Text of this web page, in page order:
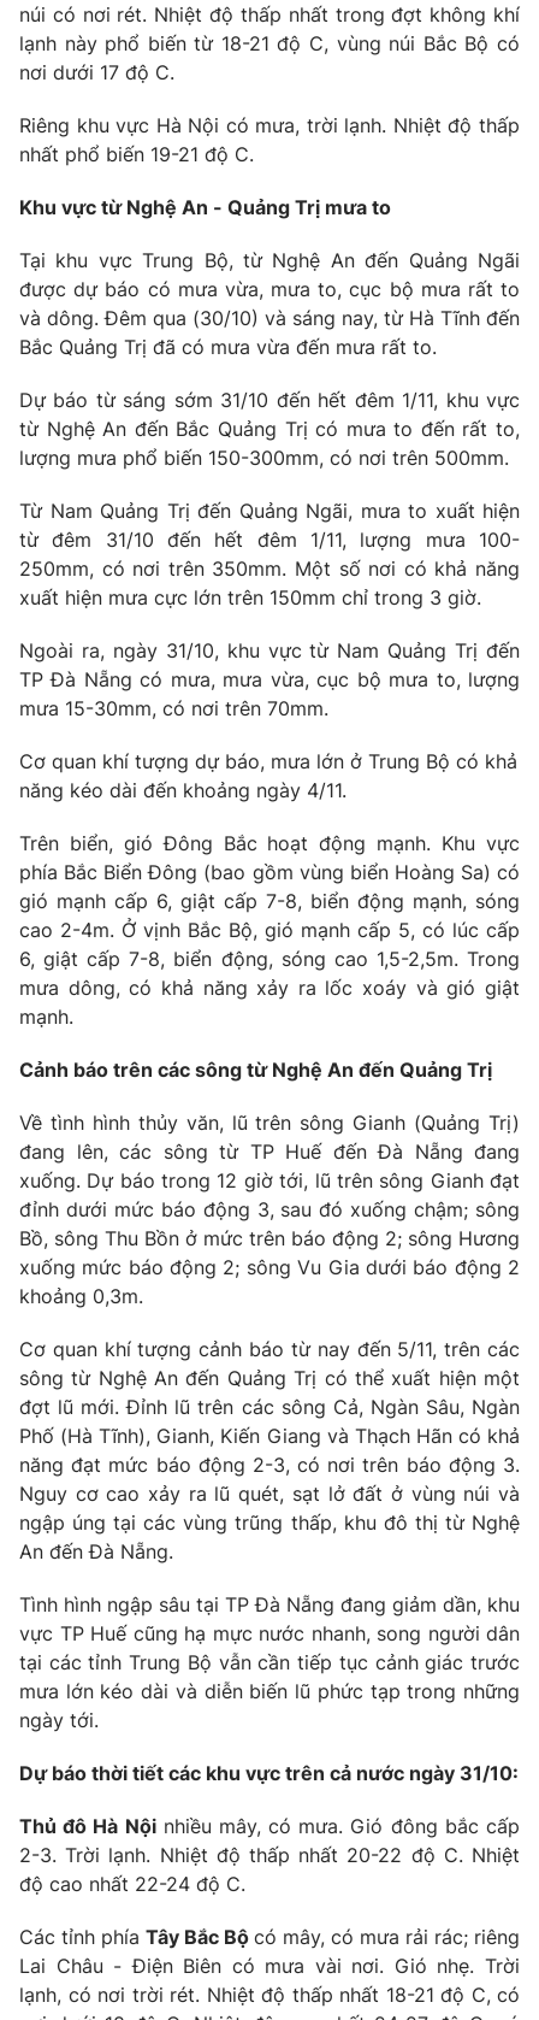
VTV Money VTV Thể thao
VTV Sức khoẻ Bất động sản
VTV4 Vươn mình bằng AI
VTV9 VTV8
Liên hệ tòa soạn English
THỜI BÁO VTV
Theo dõi báo trên
Cơ quan chủ quản:Đài Truyền hình Việt Nam
Cơ quan báo chí:Thời báo VTV
Giấy phép hoạt động báo in và báo điện tử số 483/GP-BTTTT
cấp ngày 29/12/2023
Tổng Biên tập: Vũ Thanh Thủy
Nguyễn Trọng Ninh
Tổng đài VTV:024.38 355 931 - 024.38 355 932
Ðiện thoại Thời báo VTV: 024.66 897 897
Email:toasoan@vtv.vn
Liên hệ quảng cáo:024-7300.7108
thuận bằng văn bản. Ghi rõ nguồn VTV.vn khi phát hành lại
thông tin từ website này.
núi có nơi rét. Nhiệt độ thấp nhất trong đợt không khí
lạnh này phổ biến từ 18-21 độ C, vùng núi Bắc Bộ có
nơi dưới 17 độ C.
Riêng khu vực Hà Nội có mưa, trời lạnh. Nhiệt độ thấp
nhất phổ biến 19-21 độ C.
Khu vực từ Nghệ An - Quảng Trị mưa to
Tại khu vực Trung Bộ, từ Nghệ An đến Quảng Ngãi
được dự báo có mưa vừa, mưa to, cục bộ mưa rất to
và dông. Đêm qua (30/10) và sáng nay, từ Hà Tĩnh đến
Bắc Quảng Trị đã có mưa vừa đến mưa rất to.
Dự báo từ sáng sớm 31/10 đến hết đêm 1/11, khu vực
từ Nghệ An đến Bắc Quảng Trị có mưa to đến rất to,
lượng mưa phổ biến 150-300mm, có nơi trên 500mm.
Từ Nam Quảng Trị đến Quảng Ngãi, mưa to xuất hiện
từ đêm 31/10 đến hết đêm 1/11, lượng mưa 100-
250mm, có nơi trên 350mm. Một số nơi có khả năng
xuất hiện mưa cực lớn trên 150mm chỉ trong 3 giờ.
Ngoài ra, ngày 31/10, khu vực từ Nam Quảng Trị đến
TP Đà Nẵng có mưa, mưa vừa, cục bộ mưa to, lượng
mưa 15-30mm, có nơi trên 70mm.
Cơ quan khí tượng dự báo, mưa lớn ở Trung Bộ có khả
năng kéo dài đến khoảng ngày 4/11.
Trên biển, gió Đông Bắc hoạt động mạnh. Khu vực
phía Bắc Biển Đông (bao gồm vùng biển Hoàng Sa) có
gió mạnh cấp 6, giật cấp 7-8, biển động mạnh, sóng
cao 2-4m. Ở vịnh Bắc Bộ, gió mạnh cấp 5, có lúc cấp
6, giật cấp 7-8, biển động, sóng cao 1,5-2,5m. Trong
mưa dông, có khả năng xảy ra lốc xoáy và gió giật
mạnh.
Cảnh báo trên các sông từ Nghệ An đến Quảng Trị
Về tình hình thủy văn, lũ trên sông Gianh (Quảng Trị)
đang lên, các sông từ TP Huế đến Đà Nẵng đang
xuống. Dự báo trong 12 giờ tới, lũ trên sông Gianh đạt
đỉnh dưới mức báo động 3, sau đó xuống chậm; sông
Bồ, sông Thu Bồn ở mức trên báo động 2; sông Hương
xuống mức báo động 2; sông Vu Gia dưới báo động 2
khoảng 0,3m.
Cơ quan khí tượng cảnh báo từ nay đến 5/11, trên các
sông từ Nghệ An đến Quảng Trị có thể xuất hiện một
đợt lũ mới. Đỉnh lũ trên các sông Cả, Ngàn Sâu, Ngàn
Phố (Hà Tĩnh), Gianh, Kiến Giang và Thạch Hãn có khả
năng đạt mức báo động 2-3, có nơi trên báo động 3.
Nguy cơ cao xảy ra lũ quét, sạt lở đất ở vùng núi và
ngập úng tại các vùng trũng thấp, khu đô thị từ Nghệ
An đến Đà Nẵng.
Tình hình ngập sâu tại TP Đà Nẵng đang giảm dần, khu
vực TP Huế cũng hạ mực nước nhanh, song người dân
tại các tỉnh Trung Bộ vẫn cần tiếp tục cảnh giác trước
mưa lớn kéo dài và diễn biến lũ phức tạp trong những
ngày tới.
Dự báo thời tiết các khu vực trên cả nước ngày 31/10:
Thủ đô Hà Nộinhiều mây, có mưa. Gió đông bắc cấp
2-3. Trời lạnh. Nhiệt độ thấp nhất 20-22 độ C. Nhiệt
độ cao nhất 22-24 độ C.
Các tỉnh phía Tây Bắc Bộ có mây, có mưa rải rác; riêng
Lai Châu - Điện Biên có mưa vài nơi. Gió nhẹ. Trời
lạnh, có nơi trời rét. Nhiệt độ thấp nhất 18-21 độ C, có